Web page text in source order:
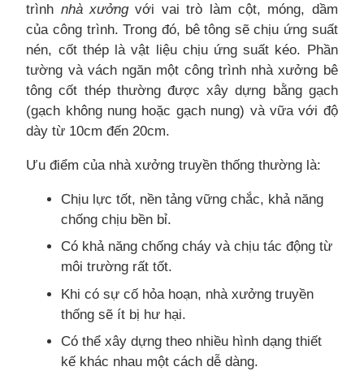
trình nhà xưởngvới vai trò làm cột, móng, dầm
của công trình. Trong đó, bê tông sẽ chịu ứng suất
nén, cốt thép là vật liệu chịu ứng suất kéo. Phần
tường và vách ngăn một công trình nhà xưởng bê
tông cốt thép thường được xây dựng bằng gạch
(gạch không nung hoặc gạch nung) và vữa với độ
dày từ 10cm đến 20cm.
Ưu điểm của nhà xưởng truyền thống thường là:
Chịu lực tốt, nền tảng vững chắc, khả năng
chống chịu bền bỉ.
Có khả năng chống cháy và chịu tác động từ
môi trường rất tốt.
Khi có sự cố hỏa hoạn, nhà xưởng truyền
thống sẽ ít bị hư hại.
Có thể xây dựng theo nhiều hình dạng thiết
kế khác nhau một cách dễ dàng.